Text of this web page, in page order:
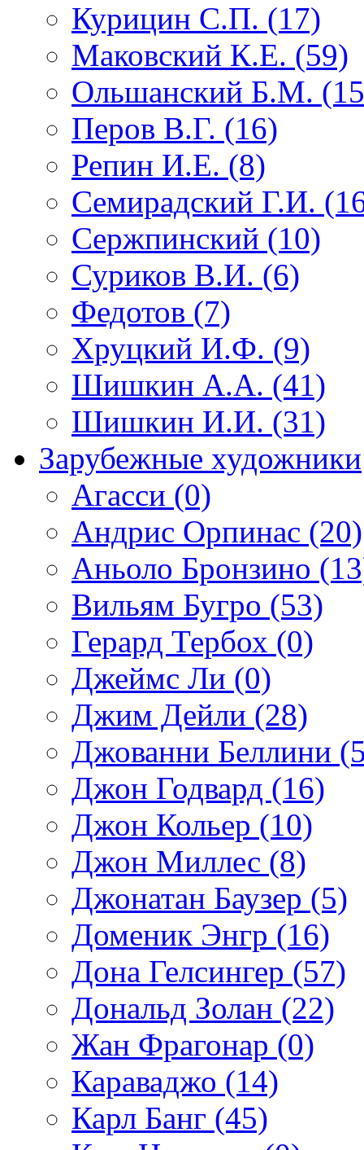
Курицин С.П. (17)
Маковский К.Е. (59)
Ольшанский Б.М.
Перов В.Г. (16)
Репин И.Е. (8)
Семирадский Г.И.
Сержпинский (10)
Суриков В.И. (6)
Федотов (7)
Хруцкий И.Ф. (9)
Шишкин А.А. (41)
Шишкин И.И. (31)
Зарубежные художники
Агасси (0)
Андрис Орпинас (20)
Аньоло Бронзино
Вильям Бугро (53)
Герард Тербох (0)
Джеймс Ли (0)
Джим Дейли (28)
Джованни Беллини
Джон Годвард (16)
Джон Кольер (10)
Джон Миллес (8)
Джонатан Баузер (5)
Доменик Энгр (16)
Дона Гелсингер (57)
Дональд Золан (22)
Жан Фрагонар (0)
Караваджо (14)
Карл Банг (45)